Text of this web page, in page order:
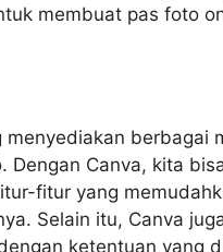
membuat pas foto
menyediakan berbagai
Dengan Canva, kita
fitur yang
Selain itu, Canva
ketentuan yang